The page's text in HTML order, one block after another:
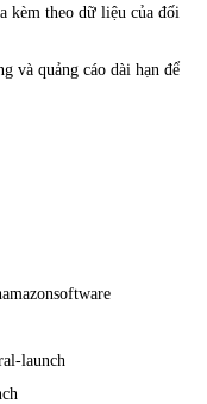
kèm theo dữ liệu của đối
và quảng cáo dài hạn để
launch